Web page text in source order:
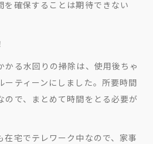
を確保することは期待できない
かる水回りの掃除は、使用後ちゃ
ーティーンにしました。所要時間
ので、まとめて時間をとる必要が
在宅でテレワーク中なので、家事